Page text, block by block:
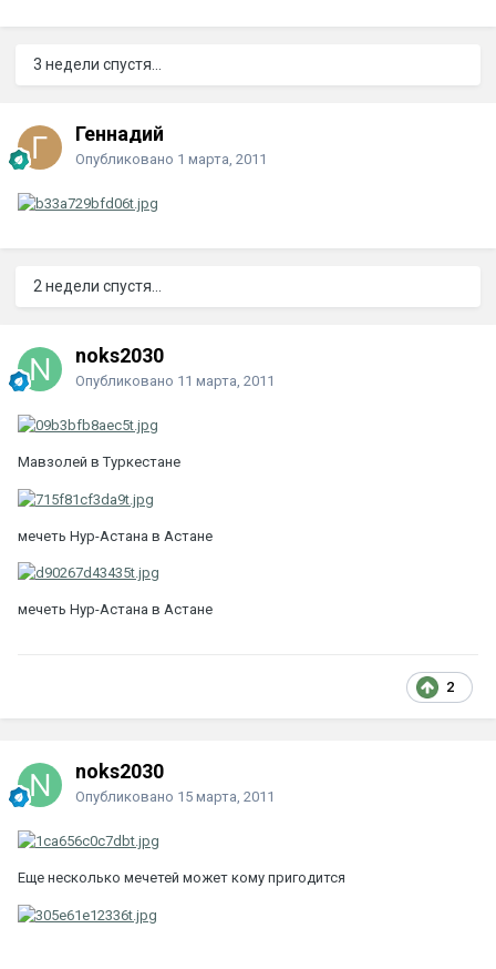
3 недели спустя...
Геннадий
Опубликовано 1 марта, 2011
2 недели спустя...
noks2030
Опубликовано 11 марта, 2011
Мавзолей в Туркестане
мечеть Нур-Астана в Астане
мечеть Нур-Астана в Астане
2
noks2030
Опубликовано 15 марта, 2011
Еще несколько мечетей может кому пригодится